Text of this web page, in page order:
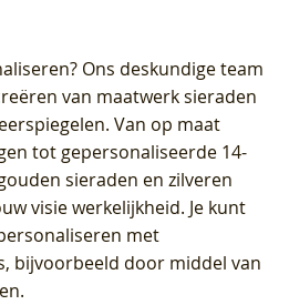
? Ons deskundige team
van maatwerk sieraden
Van op maat
tot gepersonaliseerde 14-
sieraden en zilveren
visie werkelijkheid. Je kunt
met
bijvoorbeeld door middel van